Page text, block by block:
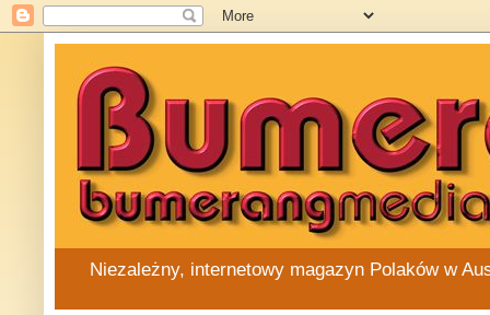
Niezależny, internetowy magazyn Polaków w